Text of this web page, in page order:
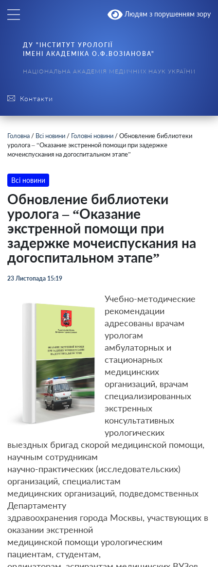
Людям з порушенням зору
Контакти
ДУ "ІНСТИТУТ УРОЛОГІЇ
ІМЕНІ АКАДЕМІКА О.Ф.ВОЗІАНОВА"
НАЦІОНАЛЬНА АКАДЕМІЯ МЕДИЧНИХ НАУК УКРАЇНИ
Головна / Всі новини / Головні новини /Обновление библиотеки
уролога – “Оказание экстренной помощи при задержке
мочеиспускания на догоспитальном этапе”
Всі новини
Обновление библиотеки
уролога – “Оказание
экстренной помощи при
задержке мочеиспускания на
догоспитальном этапе”
23 Листопада 15:19
Учебно-методические
рекомендации
адресованы врачам
урологам
амбулаторных и
стационарных
медицинских
организаций, врачам
специализированных
экстренных
консультативных
урологических
выездных бригад скорой медицинской помощи,
научным сотрудникам
научно-практических (исследовательских)
организаций, специалистам
медицинских организаций, подведомственных
Департаменту
здравоохранения города Москвы, участвующих в
оказании экстренной
медицинской помощи урологическим
пациентам, студентам,